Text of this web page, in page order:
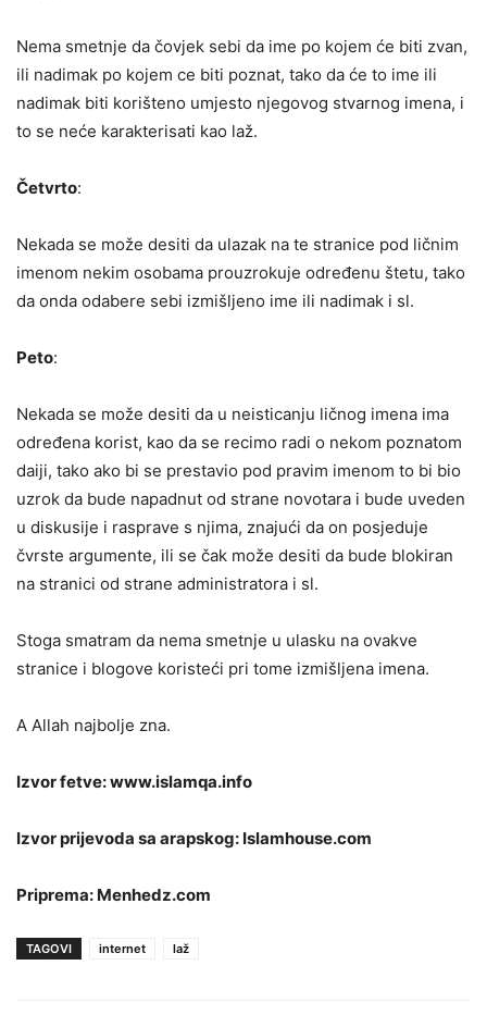
Nema smetnje da čovjek sebi da ime po kojem će biti zvan,
ili nadimak po kojem ce biti poznat, tako da će to ime ili
nadimak biti korišteno umjesto njegovog stvarnog imena, i
to se neće karakterisati kao laž.
Četvrto:
Nekada se može desiti da ulazak na te stranice pod ličnim
imenom nekim osobama prouzrokuje određenu štetu, tako
da onda odabere sebi izmišljeno ime ili nadimak i sl.
Peto:
Nekada se može desiti da u neisticanju ličnog imena ima
određena korist, kao da se recimo radi o nekom poznatom
daiji, tako ako bi se prestavio pod pravim imenom to bi bio
uzrok da bude napadnut od strane novotara i bude uveden
u diskusije i rasprave s njima, znajući da on posjeduje
čvrste argumente, ili se čak može desiti da bude blokiran
na stranici od strane administratora i sl.
Stoga smatram da nema smetnje u ulasku na ovakve
stranice i blogove koristeći pri tome izmišljena imena.
A Allah najbolje zna.
Izvor fetve: www.islamqa.info
Izvor prijevoda sa arapskog: Islamhouse.com
Priprema: Menhedz.com
TAGOVI internet laž